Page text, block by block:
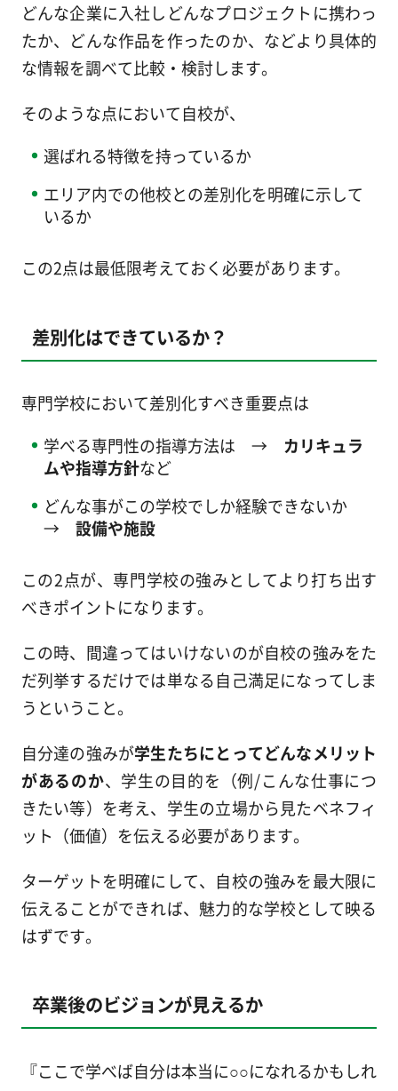
どんな企業に入社しどんなプロジェクトに携わっ
たか、どんな作品を作ったのか、などより具体的
な情報を調べて比較・検討します。
そのような点において自校が、
選ばれる特徴を持っているか
エリア内での他校との差別化を明確に示して
いるか
この2点は最低限考えておく必要があります。
差別化はできているか？
専門学校において差別化すべき重要点は
学べる専門性の指導方法は → カリキュラ
ムや指導方針など
どんな事がこの学校でしか経験できないか
→ 設備や施設
この2点が、専門学校の強みとしてより打ち出す
べきポイントになります。
この時、間違ってはいけないのが自校の強みをた
だ列挙するだけでは単なる自己満足になってしま
うということ。
自分達の強みが学生たちにとってどんなメリット
があるのか、学生の目的を（例/こんな仕事につ
きたい等）を考え、学生の立場から見たベネフィ
ット（価値）を伝える必要があります。
ターゲットを明確にして、自校の強みを最大限に
伝えることができれば、魅力的な学校として映る
はずです。
卒業後のビジョンが見えるか
『ここで学べば自分は本当に○○になれるかもしれ